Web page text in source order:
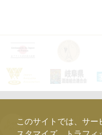
このサイトでは、サー
kura_master_fr
【10e édition : le 27 avril